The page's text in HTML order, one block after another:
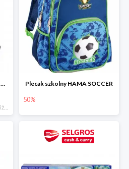
Fotelik LIONELO HUGO LEATHER BLACK ISOFIX 15-36 KG
*najniższa cena z 30 dni przed obniżką
Plecak szkolny HAMA SOCCER
50%